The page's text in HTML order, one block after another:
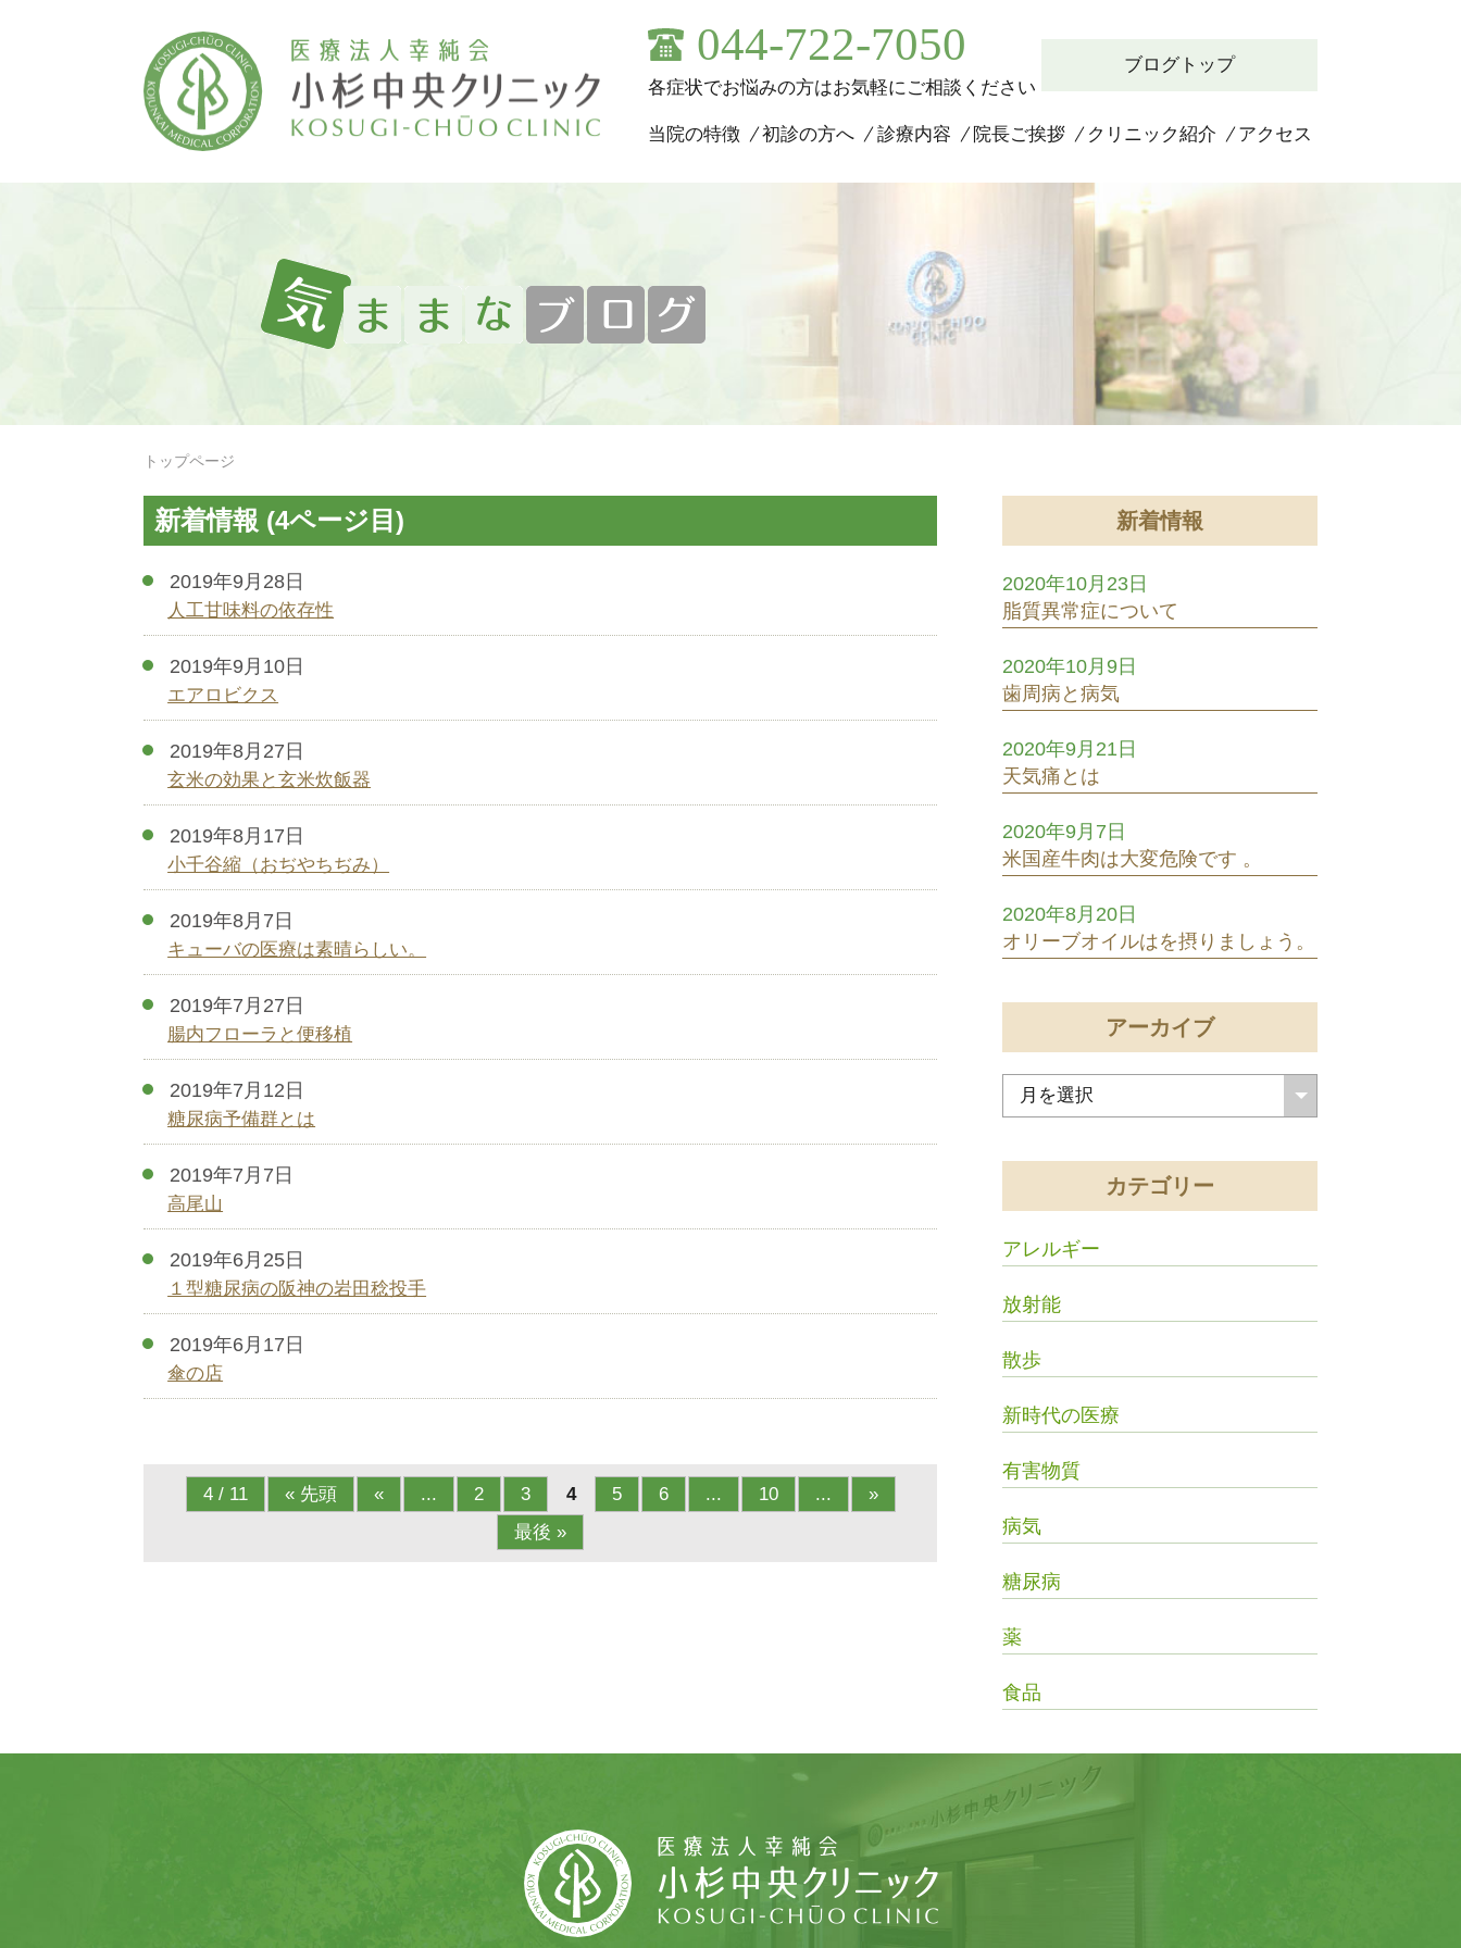
044-722-7050
各症状でお悩みの方はお気軽にご相談ください
ブログトップ
当院の特徴 初診の方へ 診療内容 院長ご挨拶 クリニック紹介 アクセス
トップページ
新着情報 (4ページ目)
2019年9月28日
人工甘味料の依存性
2019年9月10日
エアロビクス
2019年8月27日
玄米の効果と玄米炊飯器
2019年8月17日
小千谷縮（おぢやちぢみ）
2019年8月7日
キューバの医療は素晴らしい。
2019年7月27日
腸内フローラと便移植
2019年7月12日
糖尿病予備群とは
2019年7月7日
高尾山
2019年6月25日
１型糖尿病の阪神の岩田稔投手
2019年6月17日
傘の店
4 / 11 « 先頭 « ... 2 3 4 5 6 ... 10 ...
»
最後 »
新着情報
脂質異常症について
2020年10月23日
歯周病と病気
2020年10月9日
天気痛とは
2020年9月21日
米国産牛肉は大変危険です 。
2020年9月7日
オリーブオイルはを摂りましょう。
2020年8月20日
アーカイブ
カテゴリー
アレルギー
放射能
散歩
新時代の医療
有害物質
病気
糖尿病
薬
食品